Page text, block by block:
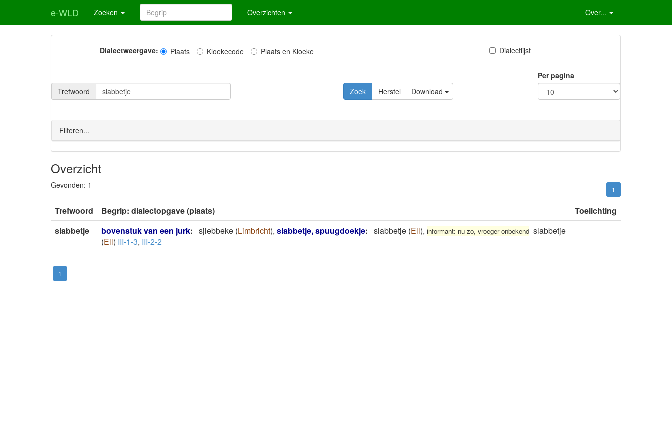
e-WLD Zoeken Overzichten Over...
Dialectweergave: Plaats Kloekecode Plaats en Kloeke Dialectlijst
Trefwoord Download
Per pagina
Filteren...
Overzicht
Gevonden: 1 1
Trefwoord Begrip: dialectopgave (plaats)
Toelichting
slabbetje
bovenstuk van een jurk: sjlebbeke (Limbricht), slabbetje, spuugdoekje: slabbetje (Ell), informant: nu zo, vroeger onbekend slabbetje
(Ell) III-1-3, III-2-2
1